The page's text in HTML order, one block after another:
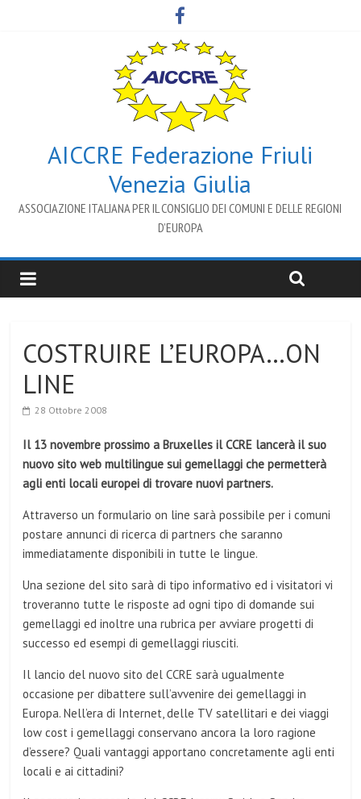
AICCRE Federazione Friuli
Venezia Giulia
ASSOCIAZIONE ITALIANA PER IL CONSIGLIO DEI COMUNI E DELLE REGIONI
D’EUROPA
COSTRUIRE L’EUROPA…ON
LINE
28 Ottobre 2008
Il 13 novembre prossimo a Bruxelles il CCRE lancerà il suo
nuovo sito web multilingue sui gemellaggi che permetterà
agli enti locali europei di trovare nuovi partners.
Attraverso un formulario on line sarà possibile per i comuni
postare annunci di ricerca di partners che saranno
immediatamente disponibili in tutte le lingue.
Una sezione del sito sarà di tipo informativo ed i visitatori vi
troveranno tutte le risposte ad ogni tipo di domande sui
gemellaggi ed inoltre una rubrica per avviare progetti di
successo ed esempi di gemellaggi riusciti.
Il lancio del nuovo sito del CCRE sarà ugualmente
occasione per dibattere sull’avvenire dei gemellaggi in
Europa. Nell’era di Internet, delle TV satellitari e dei viaggi
low cost i gemellaggi conservano ancora la loro ragione
d’essere? Quali vantaggi apportano concretamente agli enti
locali e ai cittadini?